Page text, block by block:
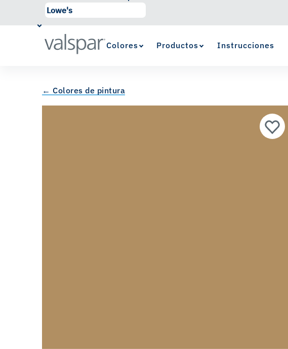
Colores Productos Instrucciones
← Colores de pintura